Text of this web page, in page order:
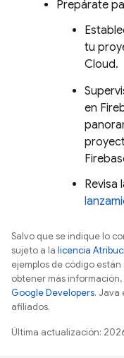
Prepárate
tu
Cloud.
en
Revisa
Salvo que se indique lo
sujeto a la licencia
ejemplos de código están
obtener más
Google Developers. Java
afiliados.
Última actualización: